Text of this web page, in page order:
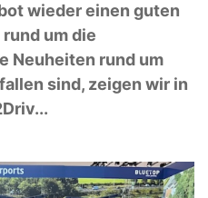
wieder einen guten
um die
Neuheiten rund um
sind, zeigen wir in